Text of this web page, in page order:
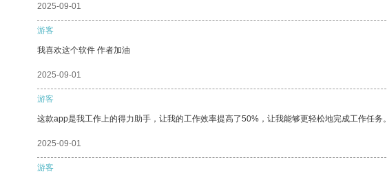
2025-09-01
游客
我喜欢这个软件 作者加油
2025-09-01
游客
这款app是我工作上的得力助手，让我的工作效率提高了50%，让我能够更轻松地完成工作任务。
2025-09-01
游客